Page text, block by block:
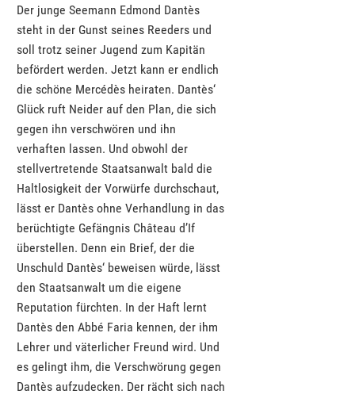
Der junge Seemann Edmond Dantès
steht in der Gunst seines Reeders und
soll trotz seiner Jugend zum Kapitän
befördert werden. Jetzt kann er endlich
die schöne Mercédès heiraten. Dantès‘
Glück ruft Neider auf den Plan, die sich
gegen ihn verschwören und ihn
verhaften lassen. Und obwohl der
stellvertretende Staatsanwalt bald die
Haltlosigkeit der Vorwürfe durchschaut,
lässt er Dantès ohne Verhandlung in das
berüchtigte Gefängnis Château d’If
überstellen. Denn ein Brief, der die
Unschuld Dantès‘ beweisen würde, lässt
den Staatsanwalt um die eigene
Reputation fürchten. In der Haft lernt
Dantès den Abbé Faria kennen, der ihm
Lehrer und väterlicher Freund wird. Und
es gelingt ihm, die Verschwörung gegen
Dantès aufzudecken. Der rächt sich nach